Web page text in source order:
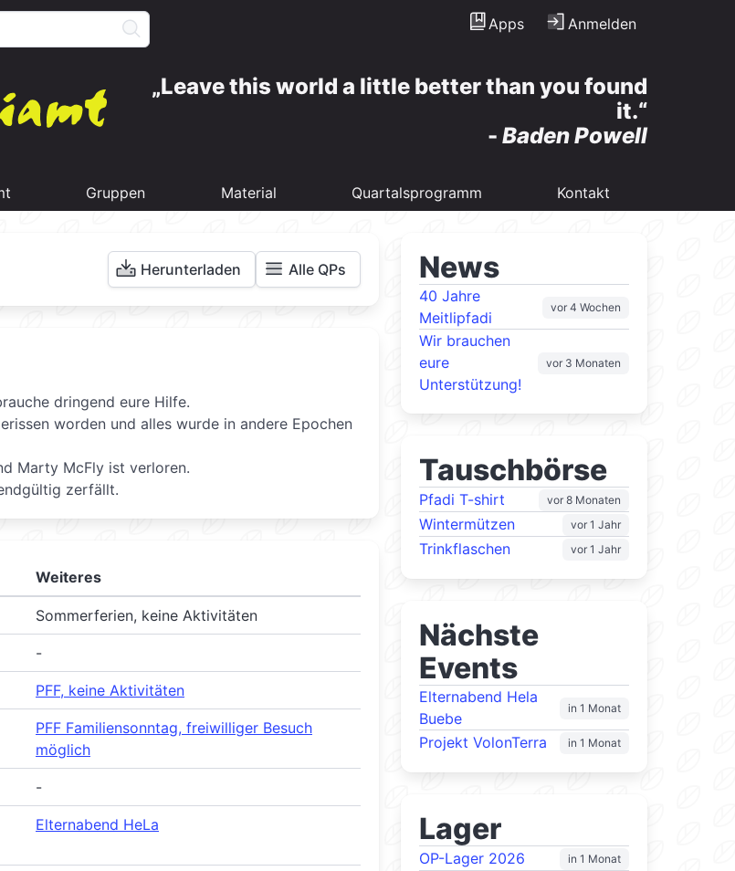
Apps Anmelden
Leave this world a little better than you found
it.
- Baden Powell
Gruppen Material Quartalsprogramm Kontakt
Herunterladen Alle QPs
dringend eure Hilfe.
worden und alles wurde in andere Epochen
Marty McFly ist verloren.
zerfällt.
Weiteres
Sommerferien, keine Aktivitäten
-
PFF, keine Aktivitäten
PFF Familiensonntag, freiwilliger Besuch
möglich
-
Elternabend HeLa
News
40 Jahre
Meitlipfadi
vor 4 Wochen
Wir brauchen
eure
Unterstützung!
vor 3 Monaten
Tauschbörse
Pfadi T-shirt vor 8 Monaten
Wintermützen vor 1 Jahr
Trinkflaschen vor 1 Jahr
Nächste
Events
Elternabend Hela
Buebe
in 1 Monat
Projekt VolonTerra in 1 Monat
Lager
OP-Lager 2026 in 1 Monat